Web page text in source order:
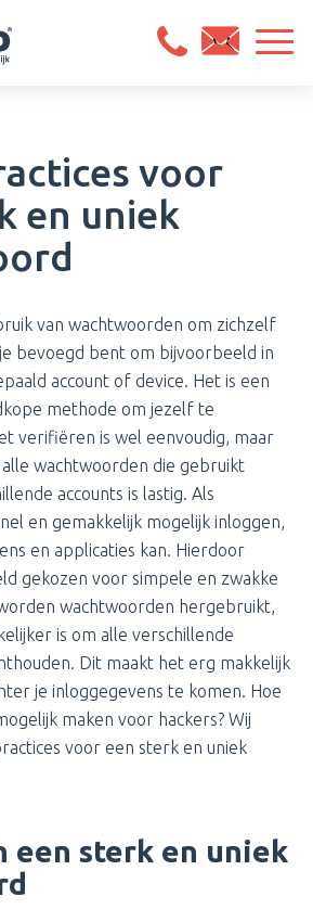
voor
en uniek
van wachtwoorden om zichzelf
bevoegd bent om bijvoorbeeld in
account of device. Het is een
methode om jezelf te
verifiëren is wel eenvoudig, maar
alle wachtwoorden die gebruikt
accounts is lastig. Als
en gemakkelijk mogelijk inloggen,
en applicaties kan. Hierdoor
gekozen voor simpele en zwakke
wachtwoorden hergebruikt,
is om alle verschillende
Dit maakt het erg makkelijk
je inloggegevens te komen. Hoe
maken voor hackers? Wij
voor een sterk en uniek
een sterk en uniek